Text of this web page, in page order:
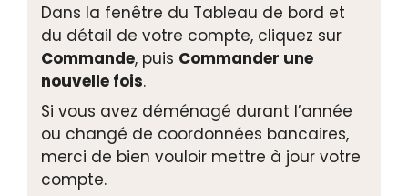
Dans la fenêtre du Tableau de bord et
du détail de votre compte, cliquez sur
Commande, puis Commander une
nouvelle fois.
Si vous avez déménagé durant l’année
ou changé de coordonnées bancaires,
merci de bien vouloir mettre à jour votre
compte.